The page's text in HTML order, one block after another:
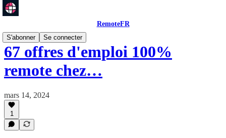
RemoteFR
S'abonner
Se connecter
67 offres d'emploi 100%
remote chez…
mars 14, 2024
1